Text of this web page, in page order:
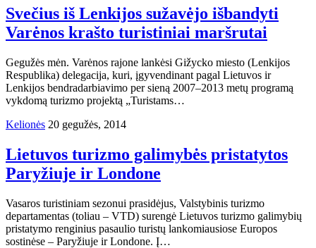
Svečius iš Lenkijos sužavėjo išbandyti
Varėnos krašto turistiniai maršrutai
Gegužės mėn. Varėnos rajone lankėsi Gižycko miesto (Lenkijos
Respublika) delegacija, kuri, įgyvendinant pagal Lietuvos ir
Lenkijos bendradarbiavimo per sieną 2007–2013 metų programą
vykdomą turizmo projektą „Turistams…
Kelionės 20 gegužės, 2014
Lietuvos turizmo galimybės pristatytos
Paryžiuje ir Londone
Vasaros turistiniam sezonui prasidėjus, Valstybinis turizmo
departamentas (toliau – VTD) surengė Lietuvos turizmo galimybių
pristatymo renginius pasaulio turistų lankomiausiose Europos
sostinėse – Paryžiuje ir Londone. Į…